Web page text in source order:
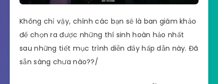
Không chỉ vậy, chính các bạn sẽ là ban giám khảo
để chọn ra được những thí sinh hoàn hảo nhất
sau những tiết mục trình diễn đầy hấp dẫn này. Đã
sẵn sàng chưa nào??/